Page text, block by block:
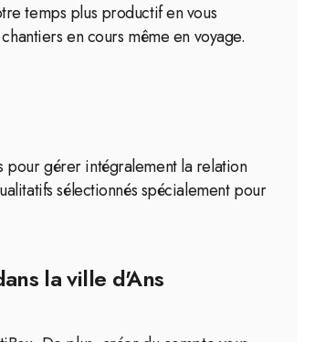
temps plus productif en vous
en cours même en voyage.
pour gérer intégralement la relation
sélectionnés spécialement pour
la ville d'Ans